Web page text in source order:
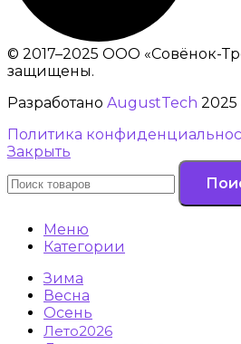
© 2017–2025 ООО «Совёнок-
защищены.
Разработано AugustTech 2025
Политика
Закрыть
Меню
Категории
Зима
Весна
Осень
Лето2026